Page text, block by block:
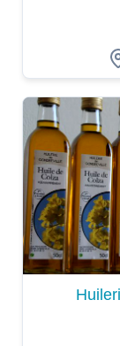
Dégustation